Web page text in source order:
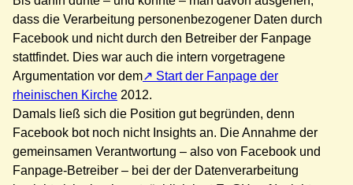
dass die Verarbeitung personenbezogener Daten durch
Facebook und nicht durch den Betreiber der Fanpage
stattfindet. Dies war auch die intern vorgetragene
Argumentation vor dem
Start der Fanpage der
rheinischen Kirche 2012.
Damals ließ sich die Position gut begründen, denn
Facebook bot noch nicht Insights an. Die Annahme der
gemeinsamen Verantwortung – also von Facebook und
Fanpage-Betreiber – bei der der Datenverarbeitung